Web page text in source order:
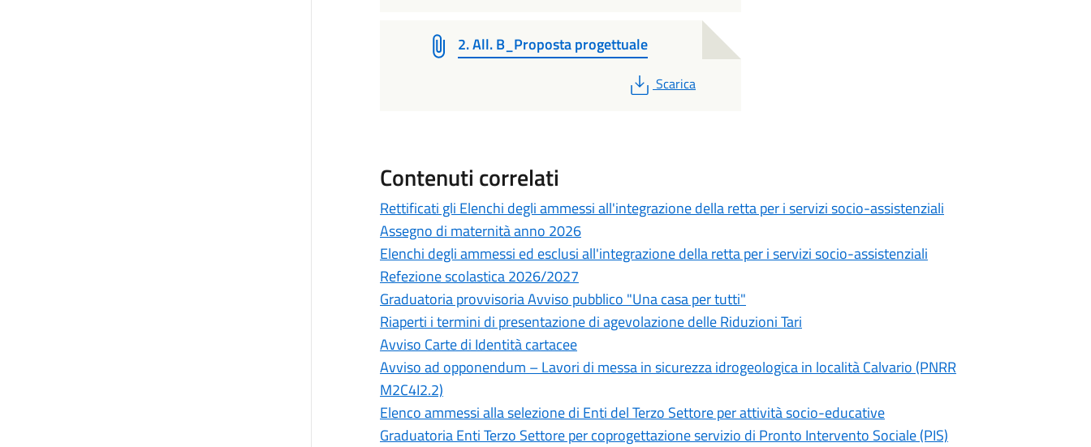
2. All. B_Proposta progettuale
PDF
Scarica
Contenuti correlati
Rettificati gli Elenchi degli ammessi all'integrazione della retta per i servizi socio-assistenziali
Assegno di maternità anno 2026
Elenchi degli ammessi ed esclusi all'integrazione della retta per i servizi socio-assistenziali
Refezione scolastica 2026/2027
Graduatoria provvisoria Avviso pubblico "Una casa per tutti"
Riaperti i termini di presentazione di agevolazione delle Riduzioni Tari
Avviso Carte di Identità cartacee
Avviso ad opponendum – Lavori di messa in sicurezza idrogeologica in località Calvario (PNRR
M2C4I2.2)
Elenco ammessi alla selezione di Enti del Terzo Settore per attività socio-educative
Graduatoria Enti Terzo Settore per coprogettazione servizio di Pronto Intervento Sociale (PIS)